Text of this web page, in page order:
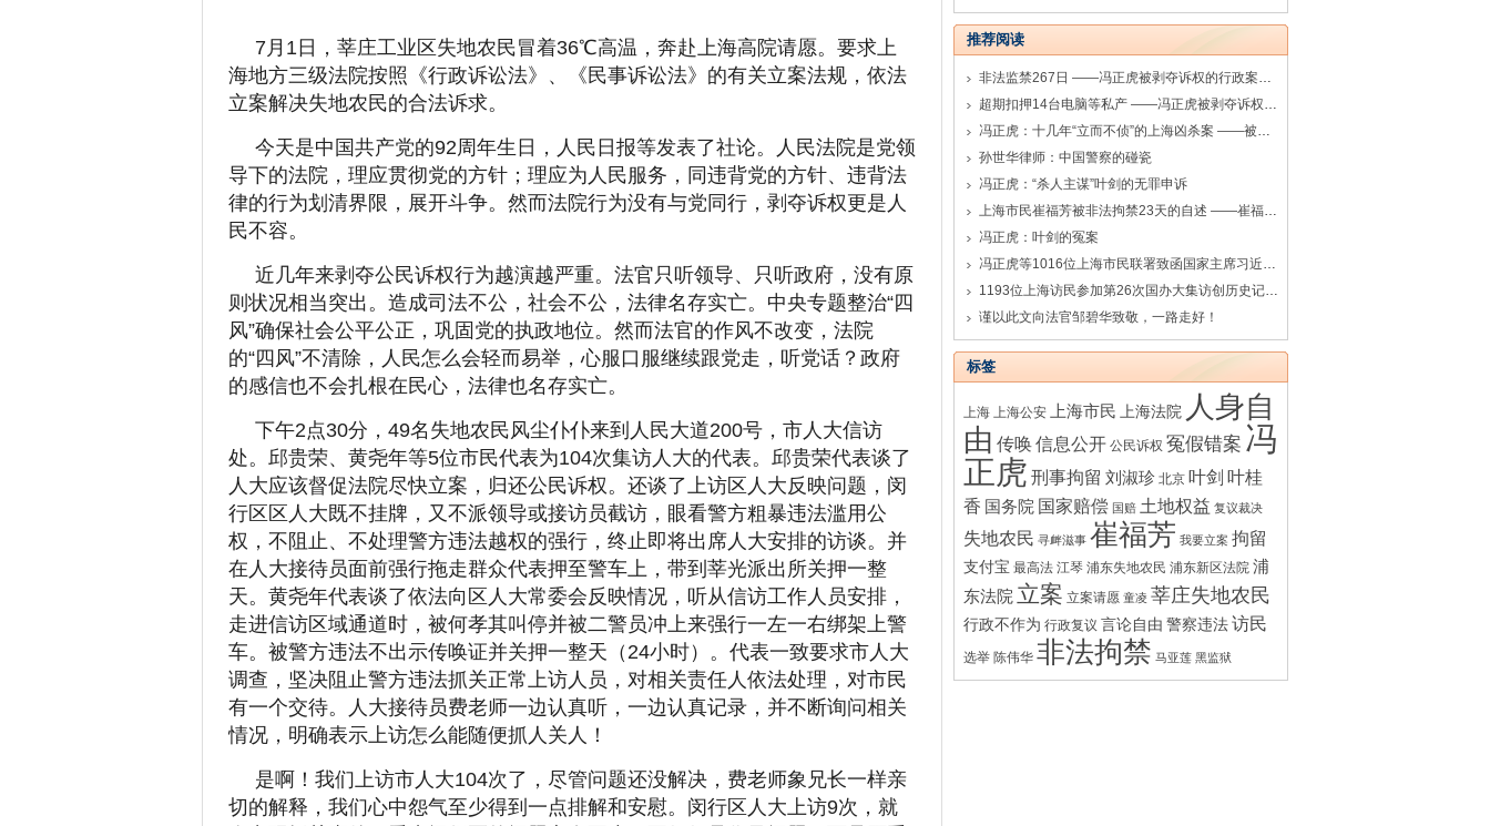
7月1日，莘庄工业区失地农民冒着36℃高温，奔赴上海高院请愿。要求上
海地方三级法院按照《行政诉讼法》、《民事诉讼法》的有关立案法规，依法
立案解决失地农民的合法诉求。
今天是中国共产党的92周年生日，人民日报等发表了社论。人民法院是党领
导下的法院，理应贯彻党的方针；理应为人民服务，同违背党的方针、违背法
律的行为划清界限，展开斗争。然而法院行为没有与党同行，剥夺诉权更是人
民不容。
近几年来剥夺公民诉权行为越演越严重。法官只听领导、只听政府，没有原
则状况相当突出。造成司法不公，社会不公，法律名存实亡。中央专题整治“四
风”确保社会公平公正，巩固党的执政地位。然而法官的作风不改变，法院
的“四风”不清除，人民怎么会轻而易举，心服口服继续跟党走，听党话？政府
的感信也不会扎根在民心，法律也名存实亡。
下午2点30分，49名失地农民风尘仆仆来到人民大道200号，市人大信访
处。邱贵荣、黄尧年等5位市民代表为104次集访人大的代表。邱贵荣代表谈了
人大应该督促法院尽快立案，归还公民诉权。还谈了上访区人大反映问题，闵
行区区人大既不挂牌，又不派领导或接访员截访，眼看警方粗暴违法滥用公
权，不阻止、不处理警方违法越权的强行，终止即将出席人大安排的访谈。并
在人大接待员面前强行拖走群众代表押至警车上，带到莘光派出所关押一整
天。黄尧年代表谈了依法向区人大常委会反映情况，听从信访工作人员安排，
走进信访区域通道时，被何孝其叫停并被二警员冲上来强行一左一右绑架上警
车。被警方违法不出示传唤证并关押一整天（24小时）。代表一致要求市人大
调查，坚决阻止警方违法抓关正常上访人员，对相关责任人依法处理，对市民
有一个交待。人大接待员费老师一边认真听，一边认真记录，并不断询问相关
情况，明确表示上访怎么能随便抓人关人！
是啊！我们上访市人大104次了，尽管问题还没解决，费老师象兄长一样亲
切的解释，我们心中怨气至少得到一点排解和安慰。闵行区人大上访9次，就
推荐阅读
非法监禁267日 ——冯正虎被剥夺诉权的行政案件系列之七
超期扣押14台电脑等私产 ——冯正虎被剥夺诉权的行政案件系列之一
冯正虎：十几年“立而不侦”的上海凶杀案 ——被害人之母叶桂香控告涉嫌渎职罪的上海松江警方相关人员
孙世华律师：中国警察的碰瓷
冯正虎：“杀人主谋”叶剑的无罪申诉
上海市民崔福芳被非法拘禁23天的自述 ——崔福芳被非法拘禁的诉讼系列之一
冯正虎：叶剑的冤案
冯正虎等1016位上海市民联署致函国家主席习近平（完整版）
1193位上海访民参加第26次国办大集访创历史记录（35图）
谨以此文向法官邹碧华致敬，一路走好！
标签
上海 上海公安 上海市民 上海法院 人身自
由 传唤信息公开 公民诉权 冤假错案 冯
正虎 刑事拘留 刘淑珍 北京 叶剑 叶桂
香 国务院 国家赔偿 国赔 土地权益 复议裁决
失地农民 寻衅滋事 崔福芳 我要立案 拘留
支付宝 最高法 江琴 浦东失地农民 浦东新区法院 浦
东法院 立案 立案请愿 童凌 莘庄失地农民
行政不作为 行政复议 言论自由 警察违法 访民
选举 陈伟华 非法拘禁 马亚莲 黑监狱